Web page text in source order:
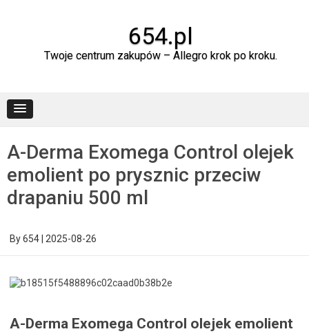
654.pl
Twoje centrum zakupów – Allegro krok po kroku.
A-Derma Exomega Control olejek
emolient po prysznic przeciw
drapaniu 500 ml
By654 2025-08-26
A-Derma Exomega Control olejek emolient